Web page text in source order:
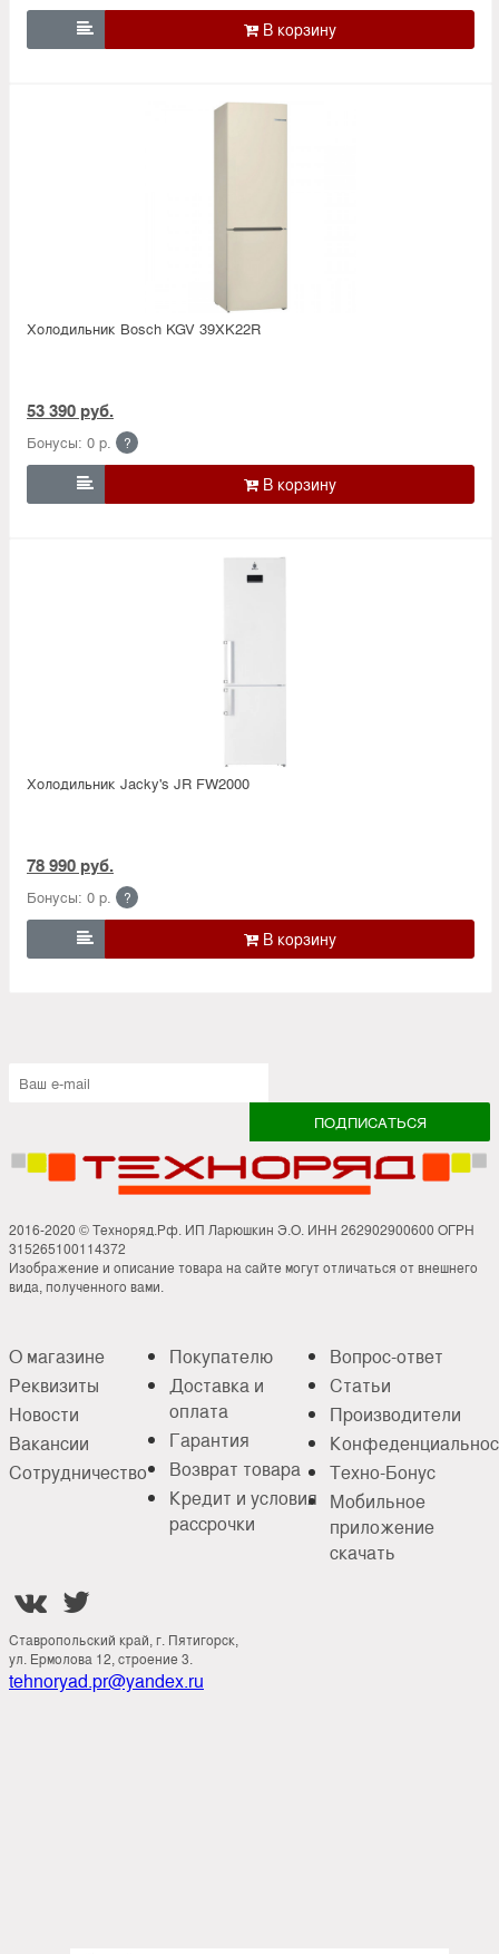

Холодильник Bosсh KGV 39XK22R
53 390 руб.
Бонусы: 0 р. ?

Холодильник Jacky's JR FW2000
78 990 руб.
Бонусы: 0 р. ?

2016-2020 © Техноряд.Рф. ИП Ларюшкин Э.О. ИНН 262902900600 ОГРН
315265100114372
Изображение и описание товара на сайте могут отличаться от внешнего
вида, полученного вами.
О магазине
Реквизиты
Новости
Вакансии
Сотрудничество
Покупателю
Доставка и
оплата
Гарантия
Возврат товара
Кредит и условия
рассрочки
Вопрос-ответ
Статьи
Производители
Техно-Бонус
Мобильное
приложение
скачать
 
Ставропольский край, г. Пятигорск,
ул. Ермолова 12, строение 3.
tehnoryad.pr@yandex.ru